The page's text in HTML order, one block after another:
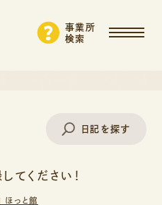
事業所
検索
日記を探す
てください！
ほっと館